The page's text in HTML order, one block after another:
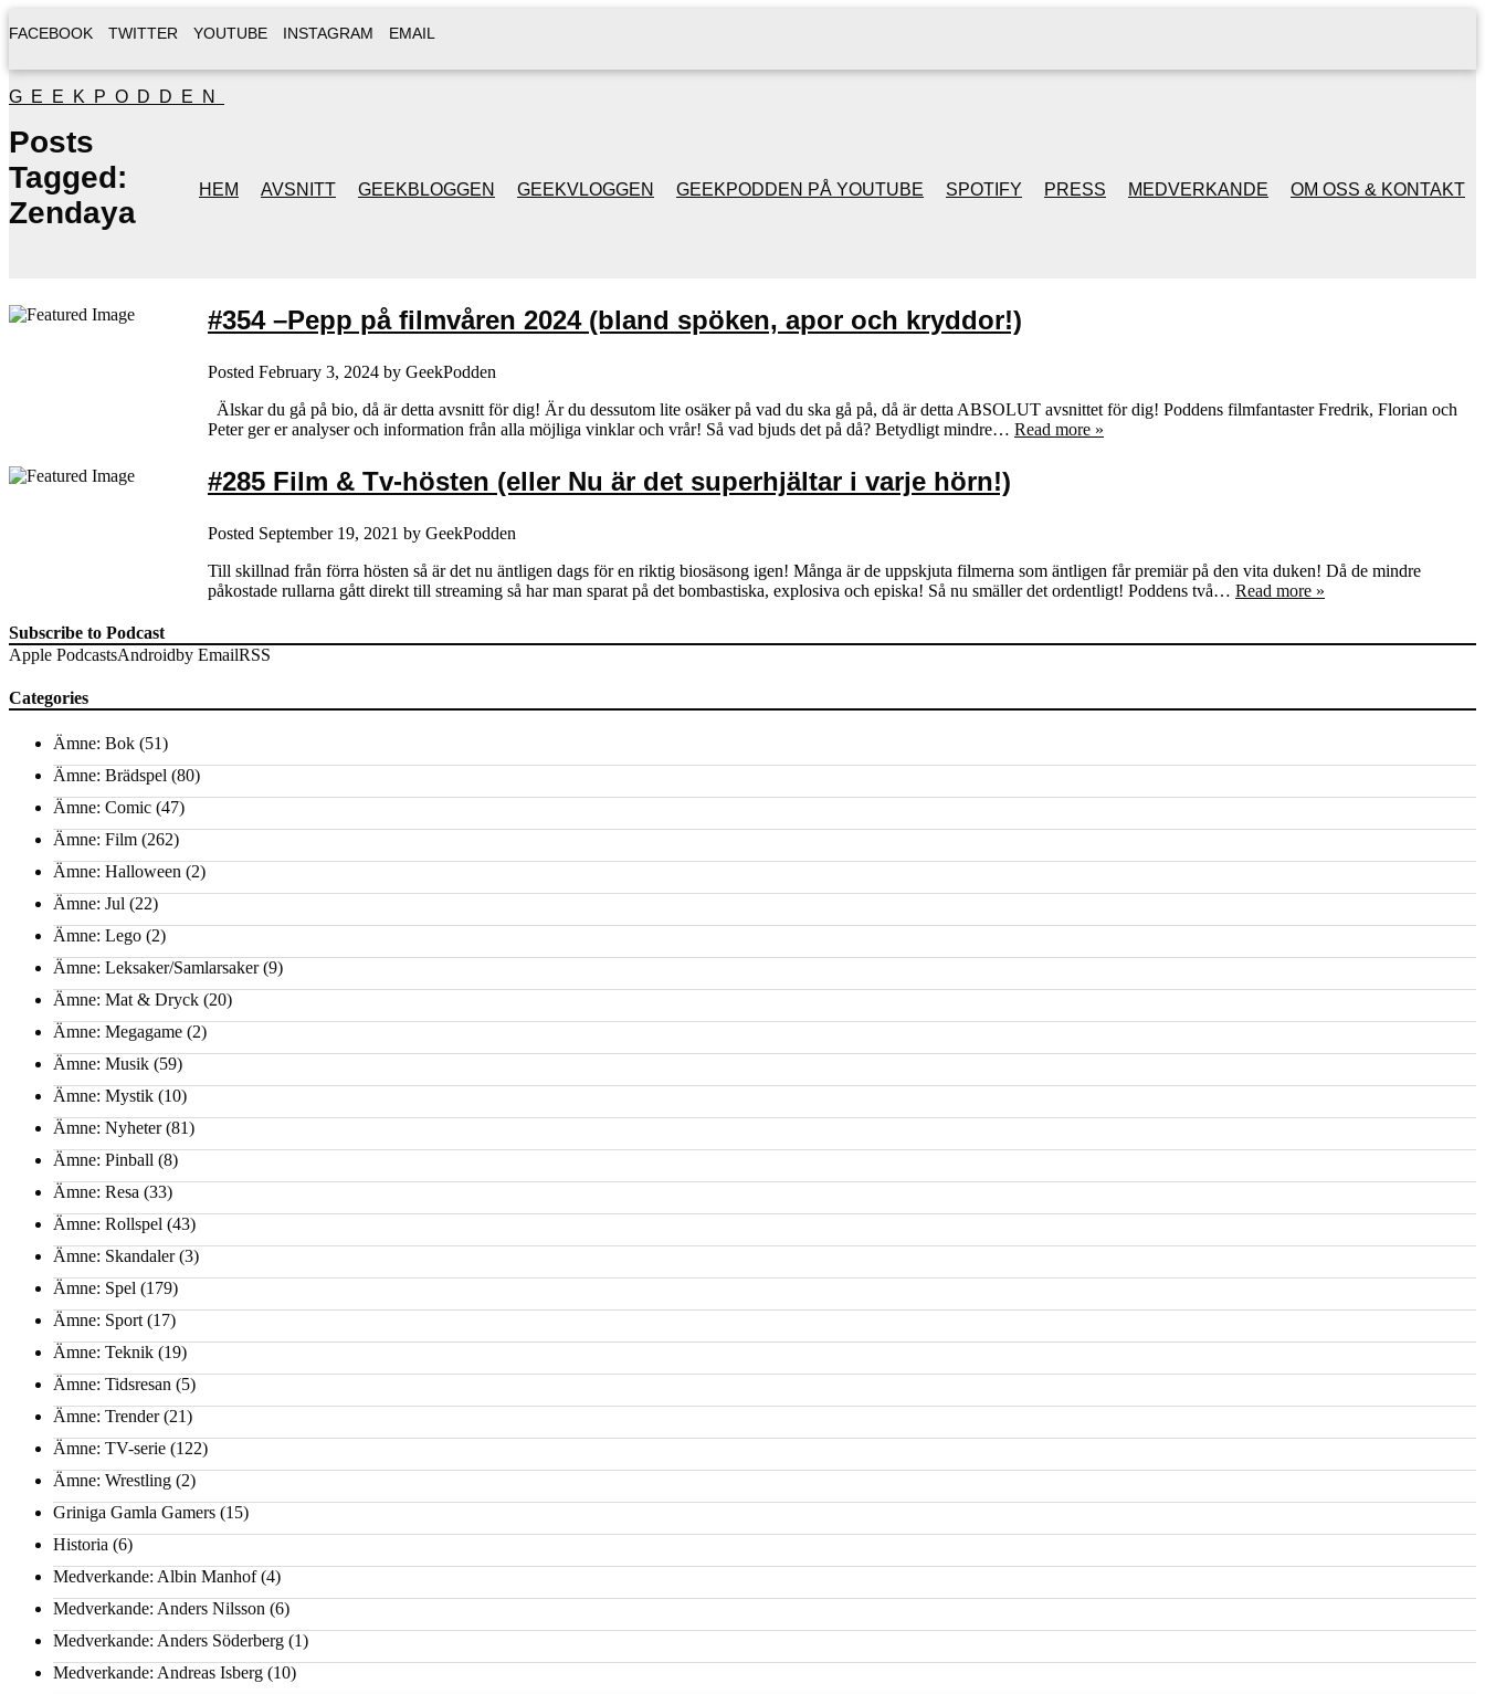
FACEBOOK TWITTER YOUTUBE INSTAGRAM EMAIL
GEEKPODDEN
HEM AVSNITT GEEKBLOGGEN GEEKVLOGGEN GEEKPODDEN PÅ YOUTUBE
GAMING MED MICKE
GEEKPODDENS
JULSPECIALER 2013
SPOTIFY PRESS MEDVERKANDE OM OSS & KONTAKT
Posts
Tagged:
Zendaya
#354 –Pepp på filmvåren 2024 (bland spöken, apor och kryddor!)
Posted February 3, 2024 by GeekPodden
Älskar du gå på bio, då är detta avsnitt för dig! Är du dessutom lite osäker på vad du ska gå på, då är detta ABSOLUT avsnittet för dig! Poddens filmfantaster Fredrik, Florian och
Peter ger er analyser och information från alla möjliga vinklar och vrår! Så vad bjuds det på då? Betydligt mindre… Read more »
#285 Film & Tv-hösten (eller Nu är det superhjältar i varje hörn!)
Posted September 19, 2021 by GeekPodden
Till skillnad från förra hösten så är det nu äntligen dags för en riktig biosäsong igen! Många är de uppskjuta filmerna som äntligen får premiär på den vita duken! Då de mindre
påkostade rullarna gått direkt till streaming så har man sparat på det bombastiska, explosiva och episka! Så nu smäller det ordentligt! Poddens två… Read more »
Subscribe to Podcast
Apple PodcastsAndroidby EmailRSS
Categories
Ämne: Bok (51)
Ämne: Brädspel (80)
Ämne: Comic (47)
Ämne: Film (262)
Ämne: Halloween (2)
Ämne: Jul (22)
Ämne: Lego (2)
Ämne: Leksaker/Samlarsaker(9)
Ämne: Mat & Dryck (20)
Ämne: Megagame (2)
Ämne: Musik (59)
Ämne: Mystik (10)
Ämne: Nyheter(81)
Ämne: Pinball (8)
Ämne: Resa (33)
Ämne: Rollspel (43)
Ämne: Skandaler(3)
Ämne: Spel (179)
Ämne: Sport (17)
Ämne: Teknik (19)
Ämne: Tidsresan (5)
Ämne: Trender(21)
Ämne: TV-serie (122)
Ämne: Wrestling (2)
Griniga Gamla Gamers (15)
Historia (6)
Medverkande: Albin Manhof(4)
Medverkande: Anders Nilsson (6)
Medverkande: Anders Söderberg (1)
Medverkande: Andreas Isberg (10)